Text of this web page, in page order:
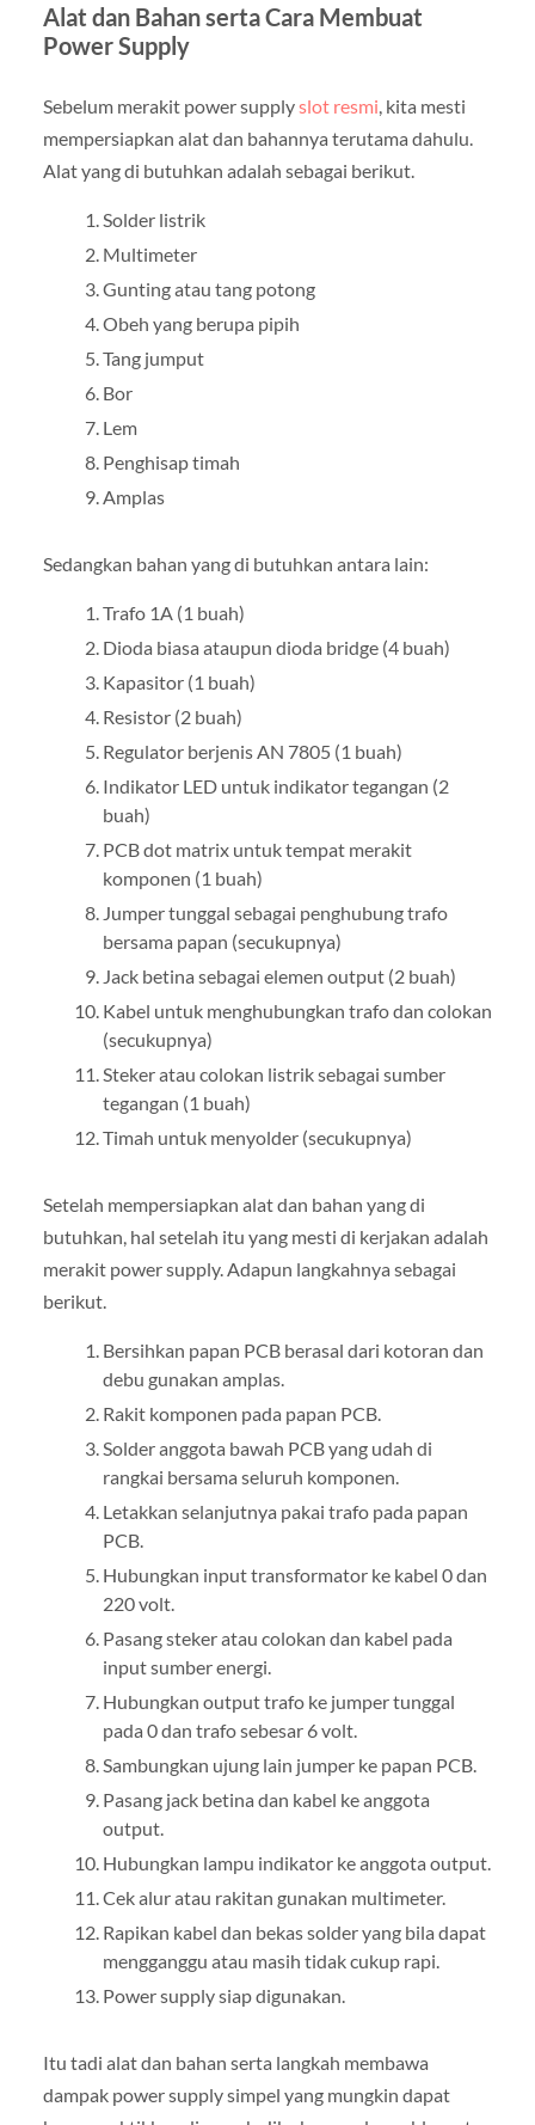
Alat dan Bahan serta Cara Membuat
Power Supply
Sebelum merakit power supplyslot resmi, kita mesti
mempersiapkan alat dan bahannya terutama dahulu.
Alat yang di butuhkan adalah sebagai berikut.
Solder listrik
Multimeter
Gunting atau tang potong
Obeh yang berupa pipih
Tang jumput
Bor
Lem
Penghisap timah
Amplas
Sedangkan bahan yang di butuhkan antara lain:
Trafo 1A (1 buah)
Dioda biasa ataupun dioda bridge (4 buah)
Kapasitor (1 buah)
Resistor (2 buah)
Regulator berjenis AN 7805 (1 buah)
Indikator LED untuk indikator tegangan (2
buah)
PCB dot matrix untuk tempat merakit
komponen (1 buah)
Jumper tunggal sebagai penghubung trafo
bersama papan (secukupnya)
Jack betina sebagai elemen output (2 buah)
Kabel untuk menghubungkan trafo dan colokan
(secukupnya)
Steker atau colokan listrik sebagai sumber
tegangan (1 buah)
Timah untuk menyolder (secukupnya)
Setelah mempersiapkan alat dan bahan yang di
butuhkan, hal setelah itu yang mesti di kerjakan adalah
merakit power supply. Adapun langkahnya sebagai
berikut.
Bersihkan papan PCB berasal dari kotoran dan
debu gunakan amplas.
Rakit komponen pada papan PCB.
Solder anggota bawah PCB yang udah di
rangkai bersama seluruh komponen.
Letakkan selanjutnya pakai trafo pada papan
PCB.
Hubungkan input transformator ke kabel 0 dan
220 volt.
Pasang steker atau colokan dan kabel pada
input sumber energi.
Hubungkan output trafo ke jumper tunggal
pada 0 dan trafo sebesar 6 volt.
Sambungkan ujung lain jumper ke papan PCB.
Pasang jack betina dan kabel ke anggota
output.
Hubungkan lampu indikator ke anggota output.
Cek alur atau rakitan gunakan multimeter.
Rapikan kabel dan bekas solder yang bila dapat
mengganggu atau masih tidak cukup rapi.
Power supply siap digunakan.
Itu tadi alat dan bahan serta langkah membawa
dampak power supply simpel yang mungkin dapat